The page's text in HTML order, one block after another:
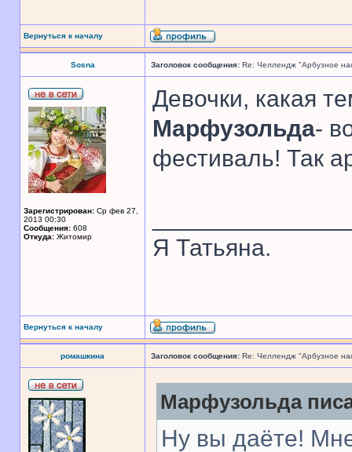
Вернуться к началу
Sosna Заголовок сообщения: Re: Челлендж "Арбузное
Зарегистрирован: Ср фев 27,
2013 00:30
Сообщения: 608
Откуда: Житомир
Девочки, какая
Марфузольда-
фестиваль! Так
Я Татьяна.
Вернуться к началу
ромашкина Заголовок сообщения: Re: Челлендж "Арбузное
Марфузольда
Ну вы даёте!